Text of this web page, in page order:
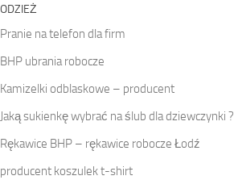
ODZIEŻ
Pranie na telefon dla firm
BHP ubrania robocze
Kamizelki odblaskowe – producent
Jaką sukienkę wybrać na ślub dla dziewczynki ?
Rękawice BHP – rękawice robocze Łodź
producent koszulek t-shirt